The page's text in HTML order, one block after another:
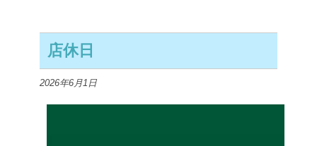
店休日
2026年6月1日